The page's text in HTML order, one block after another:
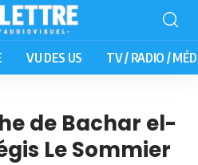
VU DES US TV / RADIO /
de Bachar el-
Le Sommier